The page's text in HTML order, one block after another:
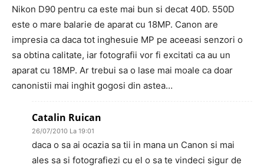
Nikon D90 pentru ca este mai bun si decat 40D. 550D
este o mare balarie de aparat cu 18MP. Canon are
impresia ca daca tot inghesuie MP pe aceeasi senzori o
sa obtina calitate, iar fotografii vor fi excitati ca au un
aparat cu 18MP. Ar trebui sa o lase mai moale ca doar
canonistii mai inghit gogosi din astea…
Catalin Ruican
26/07/2010 La 19:01
daca o sa ai ocazia sa tii in mana un Canon si mai
ales sa si fotografiezi cu el o sa te vindeci sigur de